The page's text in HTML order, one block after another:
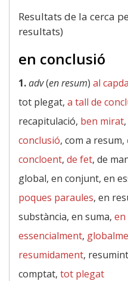
Resultats de la cerca
resultats)
en conclusió
1.adv(en resum) al
tot plegat, a tall de
recapitulació, ben mirat,
conclusió, com a resum,
concloent, de fet, de
global, en conjunt, en
poques paraules, en
substància, en suma, en
essencialment,
resumidament,
comptat, tot plegat